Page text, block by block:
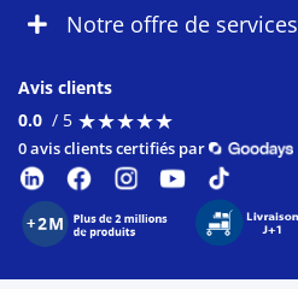
Notre offre de services
Avis clients
0.0 / 5 ★★★★★
★★★★★
0 avis clients certifiés par